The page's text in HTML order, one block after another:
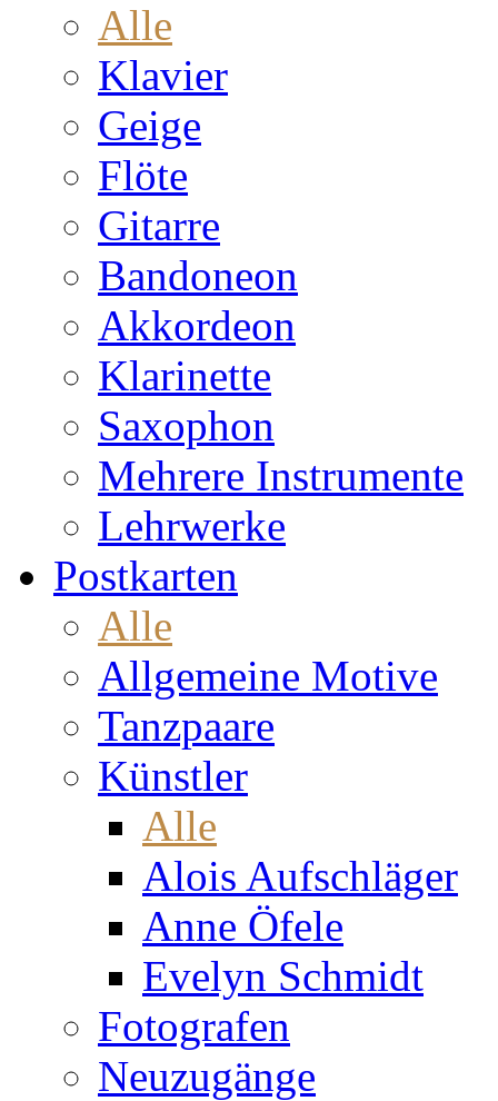
Alle
Klavier
Geige
Flöte
Gitarre
Bandoneon
Akkordeon
Klarinette
Saxophon
Mehrere Instrumente
Lehrwerke
Postkarten
Alle
Allgemeine Motive
Tanzpaare
Künstler
Alle
Alois Aufschläger
Anne Öfele
Evelyn Schmidt
Fotografen
Neuzugänge